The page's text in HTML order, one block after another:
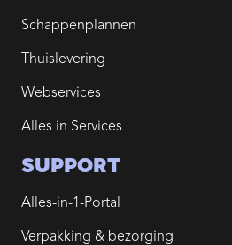
Schappenplannen
Thuislevering
Webservices
Alles in Services
SUPPORT
Alles-in-1-Portal
Verpakking & bezorging